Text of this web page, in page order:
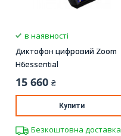
в наявності
Диктофон цифровий Zoom
H6essential
15 660 ₴
Купити
Безкоштовна доставка